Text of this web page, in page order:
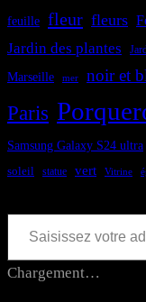
feuille fleur fleurs
Jardin des plantes
Marseille mer noir et
Paris
Samsung Galaxy S24 ultra
soleil statue vert Vitrine
Saisissez votre adresse e-mail…
Chargement…